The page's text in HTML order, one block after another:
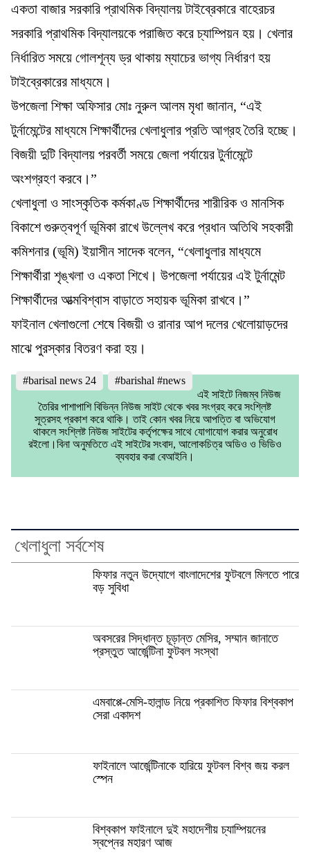
একতা বাজার সরকারি প্রাথমিক বিদ্যালয় টাইব্রেকারে বাহেরচর
সরকারি প্রাথমিক বিদ্যালয়কে পরাজিত করে চ্যাম্পিয়ন হয়। খেলার
নির্ধারিত সময়ে গোলশূন্য ড্র থাকায় ম্যাচের ভাগ্য নির্ধারণ হয়
টাইব্রেকারের মাধ্যমে।
উপজেলা শিক্ষা অফিসার মোঃ নুরুল আলম মৃধা জানান, “এই
টুর্নামেন্টের মাধ্যমে শিক্ষার্থীদের খেলাধুলার প্রতি আগ্রহ তৈরি হচ্ছে।
বিজয়ী দুটি বিদ্যালয় পরবর্তী সময়ে জেলা পর্যায়ের টুর্নামেন্টে
অংশগ্রহণ করবে।”
খেলাধুলা ও সাংস্কৃতিক কর্মকাণ্ড শিক্ষার্থীদের শারীরিক ও মানসিক
বিকাশে গুরুত্বপূর্ণ ভূমিকা রাখে উল্লেখ করে প্রধান অতিথি সহকারী
কমিশনার (ভূমি) ইয়াসীন সাদেক বলেন, “খেলাধুলার মাধ্যমে
শিক্ষার্থীরা শৃঙ্খলা ও একতা শিখে। উপজেলা পর্যায়ের এই টুর্নামেন্ট
শিক্ষার্থীদের আত্মবিশ্বাস বাড়াতে সহায়ক ভূমিকা রাখবে।”
ফাইনাল খেলাগুলো শেষে বিজয়ী ও রানার আপ দলের খেলোয়াড়দের
মাঝে পুরস্কার বিতরণ করা হয়।
#barisal news 24
#barishal #news
এই সাইটে নিজম্ব নিউজ
তৈরির পাশাপাশি বিভিন্ন নিউজ সাইট থেকে খবর সংগ্রহ করে সংশ্লিষ্ট
সূত্রসহ প্রকাশ করে থাকি। তাই কোন খবর নিয়ে আপত্তি বা অভিযোগ
থাকলে সংশ্লিষ্ট নিউজ সাইটের কর্তৃপক্ষের সাথে যোগাযোগ করার অনুরোধ
রইলো।বিনা অনুমতিতে এই সাইটের সংবাদ, আলোকচিত্র অডিও ও ভিডিও
ব্যবহার করা বেআইনি।
খেলাধুলা সর্বশেষ
ফিফার নতুন উদ্যোগে বাংলাদেশের ফুটবলে মিলতে পারে
বড় সুবিধা
অবসরের সিদ্ধান্ত চূড়ান্ত মেসির, সম্মান জানাতে
প্রস্তুত আর্জেন্টিনা ফুটবল সংস্থা
এমবাপ্পে-মেসি-হালান্ড নিয়ে প্রকাশিত ফিফার বিশ্বকাপ
সেরা একাদশ
ফাইনালে আর্জেন্টিনাকে হারিয়ে ফুটবল বিশ্ব জয় করল
স্পেন
বিশ্বকাপ ফাইনালে দুই মহাদেশীয় চ্যাম্পিয়নের
স্বপ্নের মহারণ আজ